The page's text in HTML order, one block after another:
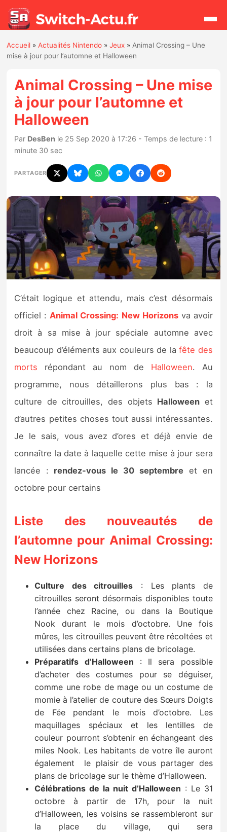
Actualités
Jeux
Hardware
Mises à jour
Chiffres de ventes
Rumeurs
Nintendo Direct
Tests et previews
Tests de jeux
Tests d’accessoires
Autres tests
Précommandes
Précommandes jeux Switch 2
Sorties de jeux
Bons plans
Guides
Accueil »Actualités Nintendo »Jeux »Animal Crossing – Une
mise à jour pour l’automne et Halloween
Animal Crossing – Une mise
à jour pour l’automne et
Halloween
Par DesBen le 25 Sep 2020 à 17:26 - Temps de lecture : 1
minute 30 sec
PARTAGER
C’était logique et attendu, mais c’est désormais
officiel : Animal Crossing: New Horizonsva avoir
droit à sa mise à jour spéciale automne avec
beaucoup d’éléments aux couleurs de lafête des
morts répondant au nom de Halloween. Au
programme, nous détaillerons plus bas : la
culture de citrouilles, des objets Halloween et
d’autres petites choses tout aussi intéressantes.
Je le sais, vous avez d’ores et déjà envie de
connaître la date à laquelle cette mise à jour sera
lancée : rendez-vous le 30 septembreet en
octobre pour certains
Liste des nouveautés de
l’automne pour Animal Crossing:
New Horizons
Culture des citrouilles : Les plants de
citrouilles seront désormais disponibles toute
l’année chez Racine, ou dans la Boutique
Nook durant le mois d’octobre. Une fois
mûres, les citrouilles peuvent être récoltées et
utilisées dans certains plans de bricolage.
Préparatifs d’Halloween : Il sera possible
d’acheter des costumes pour se déguiser,
comme une robe de mage ou un costume de
momie à l’atelier de couture des Sœurs Doigts
de Fée pendant le mois d’octobre. Les
maquillages spéciaux et les lentilles de
couleur pourront s’obtenir en échangeant des
miles Nook. Les habitants de votre île auront
également le plaisir de vous partager des
plans de bricolage sur le thème d’Halloween.
Célébrations de la nuit d’Halloween : Le 31
octobre à partir de 17h, pour la nuit
d’Halloween, les voisins se rassembleront sur
la place du village, qui sera